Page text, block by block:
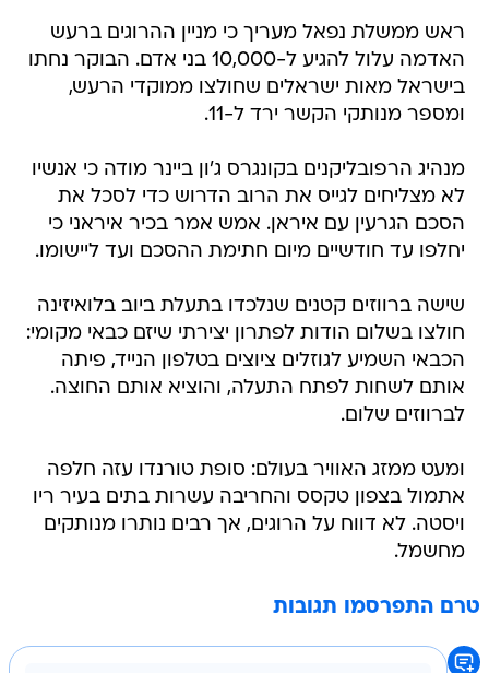
ראש ממשלת נפאל מעריך כי מניין ההרוגים ברעש
האדמה עלול להגיע ל-10,000 בני אדם. הבוקר נחתו
בישראל מאות ישראלים שחולצו ממוקדי הרעש,
ומספר מנותקי הקשר ירד ל-11.
מנהיג הרפובליקנים בקונגרס ג'ון ביינר מודה כי אנשיו
לא מצליחים לגייס את הרוב הדרוש כדי לסכל את
הסכם הגרעין עם איראן. אמש אמר בכיר איראני כי
יחלפו עד חודשיים מיום חתימת ההסכם ועד ליישומו.
שישה ברווזים קטנים שנלכדו בתעלת ביוב בלואיזינה
חולצו בשלום הודות לפתרון יצירתי שיזם כבאי מקומי:
הכבאי השמיע לגוזלים ציוצים בטלפון הנייד, פיתה
אותם לשחות לפתח התעלה, והוציא אותם החוצה.
לברווזים שלום.
ומעט ממזג האוויר בעולם: סופת טורנדו עזה חלפה
אתמול בצפון טקסס והחריבה עשרות בתים בעיר ריו
ויסטה. לא דווח על הרוגים, אך רבים נותרו מנותקים
מחשמל.
טרם התפרסמו תגובות